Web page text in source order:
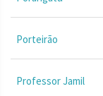
Porteirão
Professor Jamil